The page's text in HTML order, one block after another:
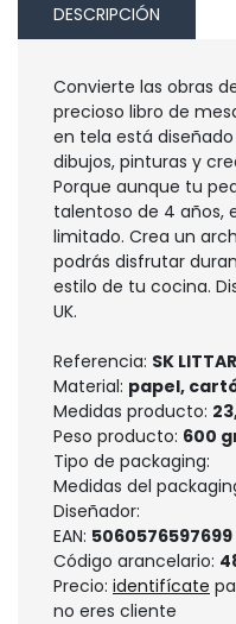
DESCRIPCIÓN
Convierte las obras
precioso libro de
en tela está
dibujos, pinturas y
Porque aunque tu
talentoso de 4 años,
limitado. Crea un
podrás disfrutar
estilo de tu cocina.
UK.
Referencia: SK
Material: papel,
Medidas producto:
Peso producto: 600
Tipo de packaging:
Medidas del
Diseñador:
EAN: 5060576597699
Código arancelario:
Precio: identifícate
no eres cliente